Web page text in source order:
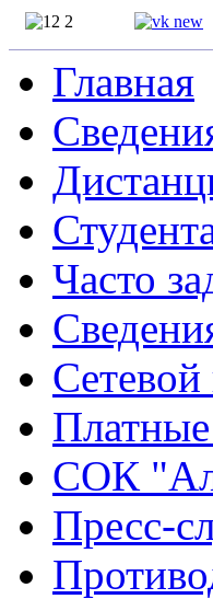
Главная
Часто
СОК
Пресс-